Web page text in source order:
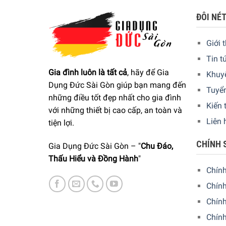
giản nhưng tinh tế, sang trọng , kiểu dáng hiện
nhúng thức ăn. Một gian bếp đầy đủ dụng cụ,
Với chất liệu thép không gỉ 18/10 đẳng cấp,
Gia đình luôn là tất cả, hãy để Gia
Dụng Đức Sài Gòn giúp bạn mang đến
những điều tốt đẹp nhất cho gia đình
với những thiết bị cao cấp, an toàn và
tiện lợi.
Gia Dụng Đức Sài Gòn – "Chu Đáo,
Thấu Hiểu và Đồng Hành"
ĐÔI NÉT
Giới
Tin
Kiến
Liên
CHÍNH